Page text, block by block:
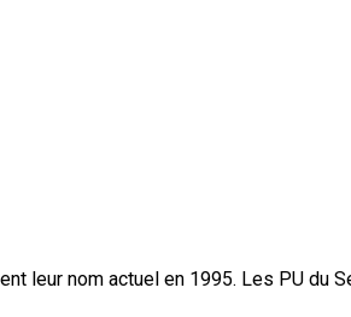
leur nom actuel en 1995. Les PU du